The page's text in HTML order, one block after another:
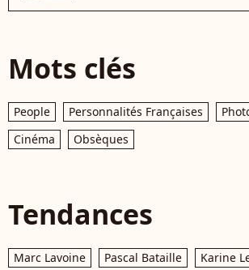
Mots clés
People Personnalités Françaises
Cinéma
Obsèques
Tendances
Marc Lavoine Pascal Bataille
Karine